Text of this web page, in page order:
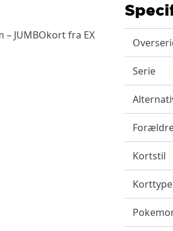
JUMBOkort fra EX
Serie
Kortstil
Korttype